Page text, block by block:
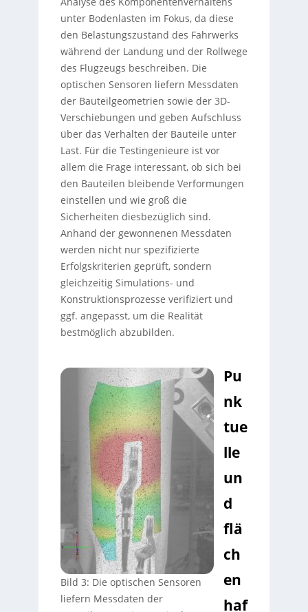
unter Bodenlasten im Fokus, da diese
den Belastungszustand des Fahrwerks
während der Landung und der Rollwege
des Flugzeugs beschreiben. Die
optischen Sensoren liefern Messdaten
der Bauteilgeometrien sowie der 3D-
Verschiebungen und geben Aufschluss
über das Verhalten der Bauteile unter
Last. Für die Testingenieure ist vor
allem die Frage interessant, ob sich bei
den Bauteilen bleibende Verformungen
einstellen und wie groß die
Sicherheiten diesbezüglich sind.
Anhand der gewonnenen Messdaten
werden nicht nur spezifizierte
Erfolgskriterien geprüft, sondern
gleichzeitig Simulations- und
Konstruktionsprozesse verifiziert und
ggf. angepasst, um die Realität
bestmöglich abzubilden.
Bild 3: Die optischen Sensoren
liefern Messdaten der
Pu
nk
tue
lle
un
d
flä
ch
en
haf